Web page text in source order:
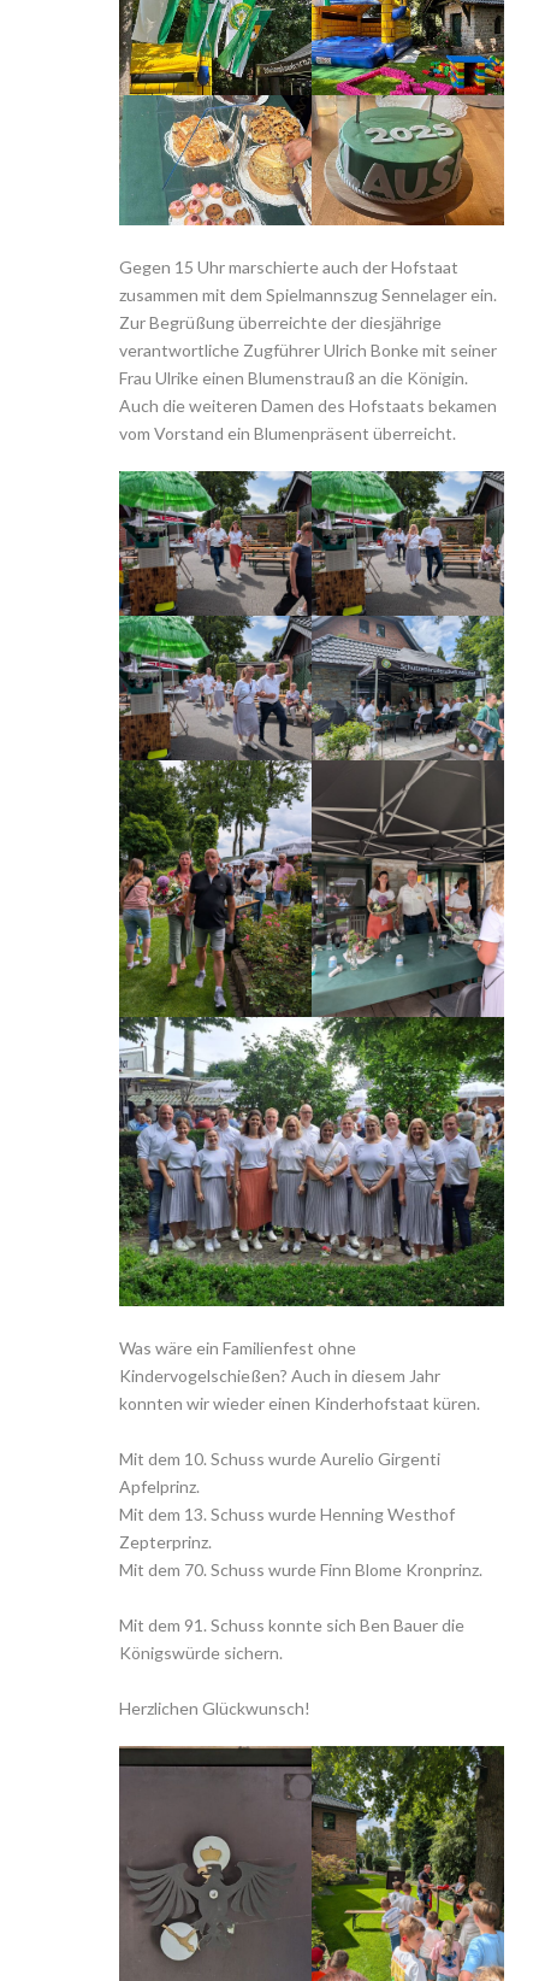
Gegen 15 Uhr marschierte auch der Hofstaat
zusammen mit dem Spielmannszug Sennelager ein.
Zur Begrüßung überreichte der diesjährige
verantwortliche Zugführer Ulrich Bonke mit seiner
Frau Ulrike einen Blumenstrauß an die Königin.
Auch die weiteren Damen des Hofstaats bekamen
vom Vorstand ein Blumenpräsent überreicht.
Was wäre ein Familienfest ohne
Kindervogelschießen? Auch in diesem Jahr
konnten wir wieder einen Kinderhofstaat küren.
Mit dem 10. Schuss wurde Aurelio Girgenti
Apfelprinz.
Mit dem 13. Schuss wurde Henning Westhof
Zepterprinz.
Mit dem 70. Schuss wurde Finn Blome Kronprinz.
Mit dem 91. Schuss konnte sich Ben Bauer die
Königswürde sichern.
Herzlichen Glückwunsch!